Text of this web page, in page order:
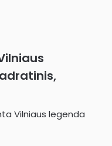
Vilniaus legenda